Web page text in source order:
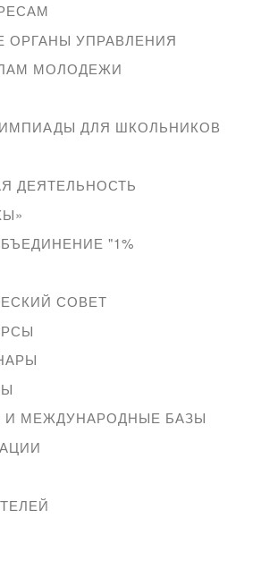
ОРГАНЫ УПРАВЛЕНИЯ
МОЛОДЕЖИ
ДЛЯ ШКОЛЬНИКОВ
ДЕЯТЕЛЬНОСТЬ
"1%
СОВЕТ
МЕЖДУНАРОДНЫЕ БАЗЫ